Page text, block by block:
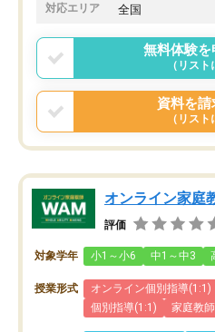
対応エリア 全国
無料体験
（リスト
資料を請
（リスト
オンライン家庭
評価
対象学年 小1～小6 中1～中3
授業形式 オンライン個別指導(1:1)
個別指導(1:1)
家庭教師